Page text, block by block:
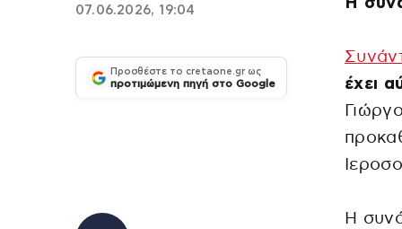
07.06.2026, 19:04
Προσθέστε το cretaone.gr ως
προτιμώμενη πηγή στο Google
Η
έχει
Η